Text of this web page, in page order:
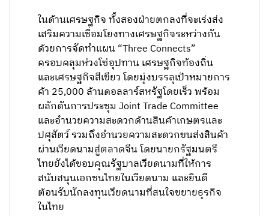
ในด้านเศรษฐกิจ ทั้งสองฝ่ายตกลงที่จะเร่งส่ง
เสริมความเชื่อมโยงทางเศรษฐกิจระหว่างกัน
ด้วยการจัดทำแผน “Three Connects”
ครอบคลุมห่วงโซ่อุปทาน เศรษฐกิจท้องถิ่น
และเศรษฐกิจสีเขียว โดยมุ่งบรรลุเป้าหมายการ
ค้า 25,000 ล้านดอลลาร์สหรัฐโดยเร็ว พร้อม
ผลักดันการประชุม Joint Trade Committee
และอำนวยความสะดวกด้านสินค้าเกษตรและ
ปศุสัตว์ รวมถึงอำนวยความสะดวกขนส่งสินค้า
ผ่านเวียดนามสู่ตลาดจีน โดยนายกรัฐมนตรี
ไทยยังได้ขอบคุณรัฐบาลเวียดนามที่ให้การ
สนับสนุนเอกชนไทยในเวียดนาม และยินดี
ต้อนรับนักลงทุนเวียดนามที่สนใจขยายธุรกิจ
ในไทย